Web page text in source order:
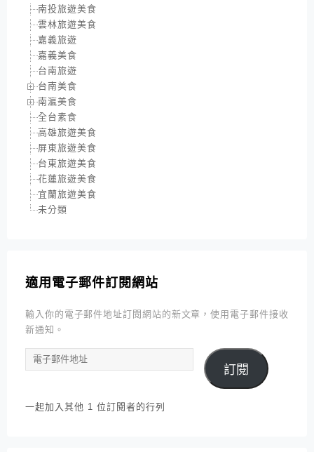
南投旅遊美食
雲林旅遊美食
嘉義旅遊
嘉義美食
台南旅遊
台南美食
南瀛美食
全台素食
高雄旅遊美食
屏東旅遊美食
台東旅遊美食
花蓮旅遊美食
宜蘭旅遊美食
未分類
適用電子郵件訂閱網站
輸入你的電子郵件地址訂閱網站的新文章，使用電子郵件接收
新通知。
電
子
件
訂閱
一起加入其他 1 位訂閱者的行列